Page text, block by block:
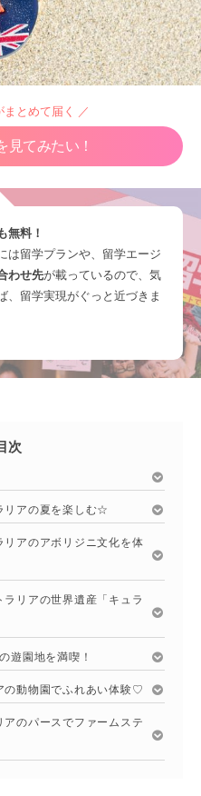
まとめて届く ／
見てみたい！
無料！
は留学プランや、留学エージ
わせ先が載っているので、気
、留学実現がぐっと近づきま
次
リアの夏を楽しむ☆
アのアボリジニ文化を体
リアの世界遺産「キュラ
遊園地を満喫！
の動物園でふれあい体験♡
のパースでファームステ